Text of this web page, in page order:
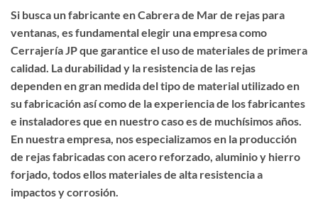
Si busca unfabricante en Cabrera de Mar de rejas para
ventanas , es fundamental elegir una empresa como
Cerrajería JP que garantice el uso de materiales de primera
calidad. La durabilidad y la resistencia de las rejas
dependen en gran medida del tipo de material utilizado en
su fabricación así como de la experiencia de los fabricantes
e instaladores que en nuestro caso es de muchísimos años.
En nuestra empresa, nos especializamos en la producción
de rejas fabricadas con acero reforzado, aluminio y hierro
forjado, todos ellos materiales de alta resistencia a
impactos y corrosión.